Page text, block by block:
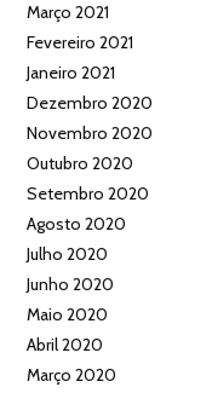
Março 2021
Fevereiro 2021
Janeiro 2021
Dezembro 2020
Novembro 2020
Outubro 2020
Setembro 2020
Agosto 2020
Julho 2020
Junho 2020
Maio 2020
Abril 2020
Março 2020